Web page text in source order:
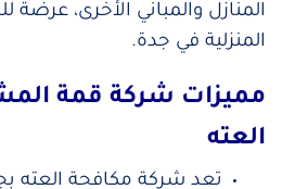
المنازل والمباني الأخرى،
المنزلية في جدة.
مميزات شركة قمة
العته
تعد شركة مكافحة العته